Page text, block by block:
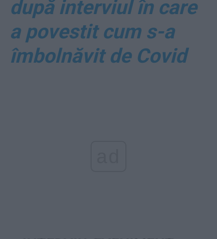
după interviul în care
a povestit cum s-a
îmbolnăvit de Covid